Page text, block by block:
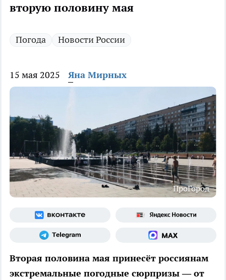
вторую половину мая
Погода Новости России
15 мая 2025 Яна Мирных
ПроГород
Вторая половина мая принесёт россиянам
экстремальные погодные сюрпризы — от